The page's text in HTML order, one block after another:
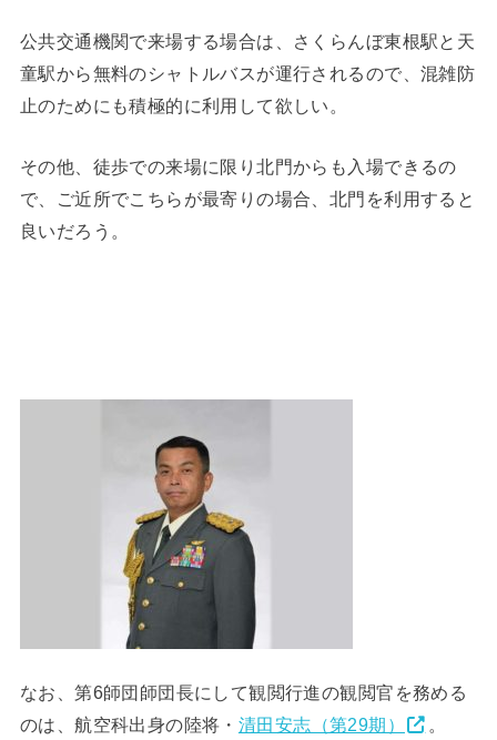
公共交通機関で来場する場合は、さくらんぼ東根駅と天
童駅から無料のシャトルバスが運行されるので、混雑防
止のためにも積極的に利用して欲しい。
その他、徒歩での来場に限り北門からも入場できるの
で、ご近所でこちらが最寄りの場合、北門を利用すると
良いだろう。
なお、第6師団師団長にして観閲行進の観閲官を務める
のは、航空科出身の陸将・ 清田安志（第29期） 。